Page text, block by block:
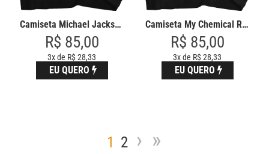
Camiseta Michael Jackson
R$ 85,00
3x de R$ 28,33
EU QUERO
Camiseta My Chemical Romance No
R$ 85,00
3x de R$ 28,33
EU QUERO
1 2 › »